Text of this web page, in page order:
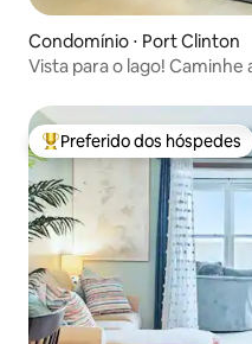
Condomínio ⋅ Port Clinton
Vista para o lago! Caminhe
Entre os melhores
Preferido dos hóspedes